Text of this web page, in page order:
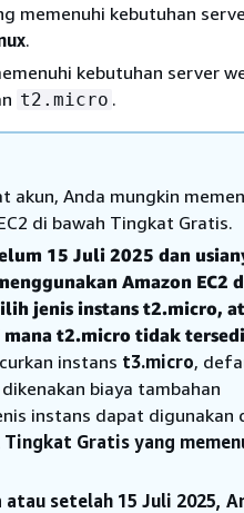
memenuhi kebutuhan
.
kebutuhan server
t2.micro .
akun, Anda mungkin
di bawah Tingkat Gratis.
15 Juli 2025 dan
Amazon EC2
jenis instans t2.micro,
t2.micro tidak
instans t3.micro,
biaya tambahan
instans dapat digunakan
Tingkat Gratis yang
setelah 15 Juli 2025,